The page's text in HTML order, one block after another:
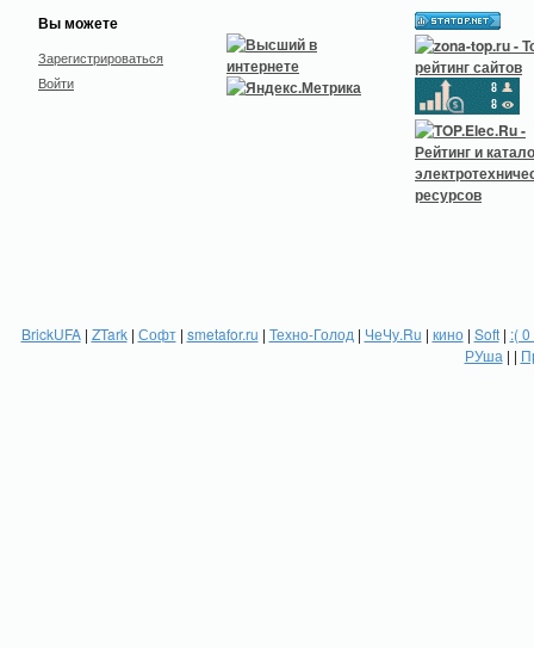
Вы можете
Зарегистрироваться
Войти
BrickUFA| ZTark| Софт| smetafor.ru | Техно-Голод | ЧеЧу.Ru | кино| Soft| :(
РУша | |